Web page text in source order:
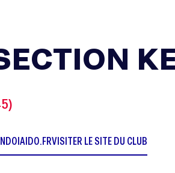
VISITER LE SITE DU CLUB